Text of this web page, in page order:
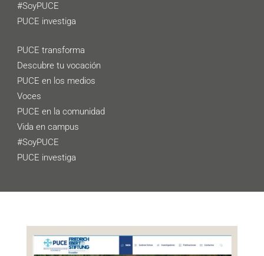
#SoyPUCE
PUCE investiga
PUCE transforma
Descubre tu vocación
PUCE en los medios
Voces
PUCE en la comunidad
Vida en campus
#SoyPUCE
PUCE investiga